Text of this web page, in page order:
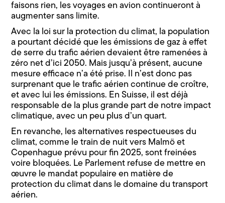
faisons rien, les voyages en avion continueront à
augmenter sans limite.
Avec la loi sur la protection du climat, la population
a pourtant décidé que les émissions de gaz à effet
de serre du trafic aérien devaient être ramenées à
zéro net d’ici 2050. Mais jusqu’à présent, aucune
mesure efficace n’a été prise. Il n’est donc pas
surprenant que le trafic aérien continue de croître,
et avec lui les émissions. En Suisse, il est déjà
responsable de la plus grande part de notre impact
climatique, avec un peu plus d’un quart.
En revanche, les alternatives respectueuses du
climat, comme le train de nuit vers Malmö et
Copenhague prévu pour fin 2025, sont freinées
voire bloquées. Le Parlement refuse de mettre en
œuvre le mandat populaire en matière de
protection du climat dans le domaine du transport
aérien.